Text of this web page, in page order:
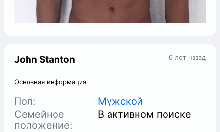
6 лет назад
John Stanton
Основная информация
Пол:
Мужской
Семейное
положение:
В активном поиске